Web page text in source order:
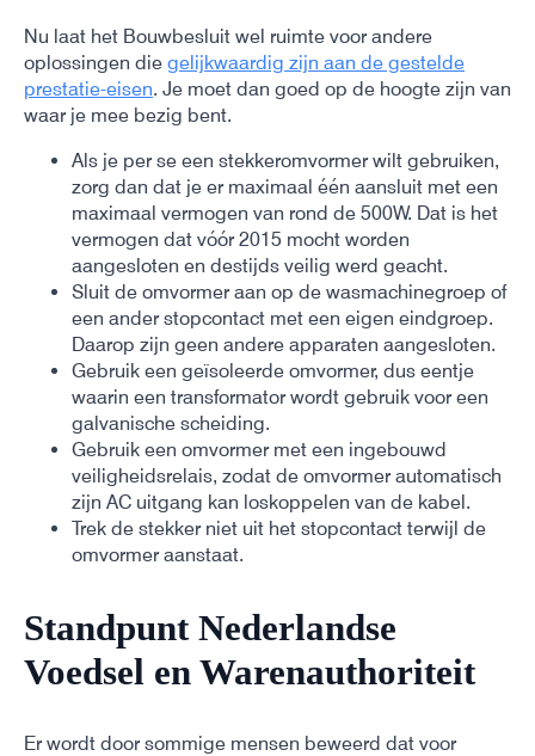
Nu laat het Bouwbesluit wel ruimte voor andere
oplossingen die gelijkwaardig zijn aan de gestelde
prestatie-eisen. Je moet dan goed op de hoogte zijn van
waar je mee bezig bent.
Als je per se een stekkeromvormer wilt gebruiken,
zorg dan dat je er maximaal één aansluit met een
maximaal vermogen van rond de 500W. Dat is het
vermogen dat vóór 2015 mocht worden
aangesloten en destijds veilig werd geacht.
Sluit de omvormer aan op de wasmachinegroep of
een ander stopcontact met een eigen eindgroep.
Daarop zijn geen andere apparaten aangesloten.
Gebruik een geïsoleerde omvormer, dus eentje
waarin een transformator wordt gebruik voor een
galvanische scheiding.
Gebruik een omvormer met een ingebouwd
veiligheidsrelais, zodat de omvormer automatisch
zijn AC uitgang kan loskoppelen van de kabel.
Trek de stekker niet uit het stopcontact terwijl de
omvormer aanstaat.
Standpunt Nederlandse
Voedsel en Warenauthoriteit
Er wordt door sommige mensen beweerd dat voor